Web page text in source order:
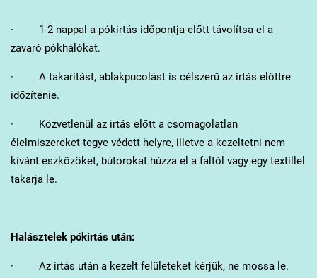
· 1-2 nappal a pókirtás időpontja előtt távolítsa el a
zavaró pókhálókat.
· A takarítást, ablakpucolást is célszerű az irtás előttre
időzítenie.
· Közvetlenül az irtás előtt a csomagolatlan
élelmiszereket tegye védett helyre, illetve a kezeltetni nem
kívánt eszközöket, bútorokat húzza el a faltól vagy egy textillel
takarja le.
Halásztelekpókirtás után:
· Az irtás után a kezelt felületeket kérjük, ne mossa le.